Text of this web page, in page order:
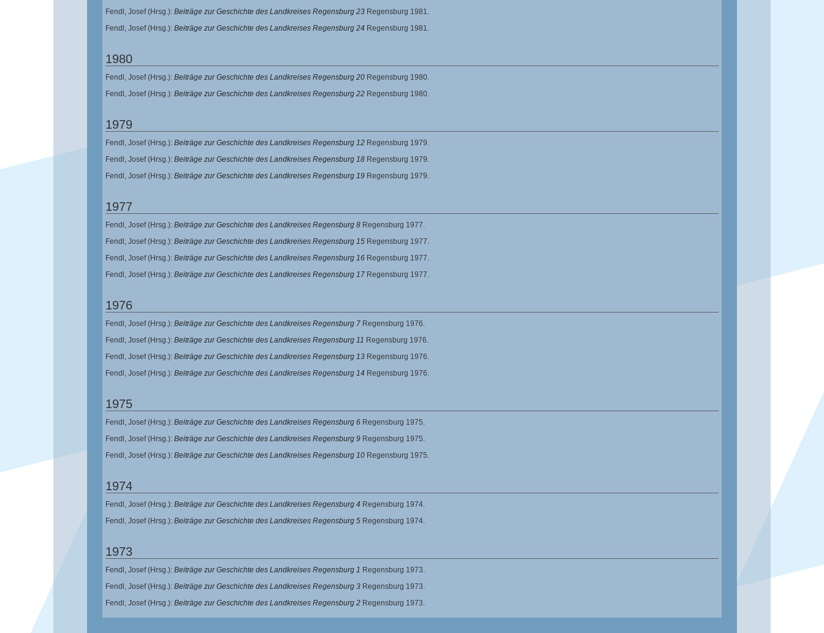
Fendl, Josef(Hrsg.): Beiträge zur Geschichte des Landkreises Regensburg 23 Regensburg 1981.
Fendl, Josef(Hrsg.): Beiträge zur Geschichte des Landkreises Regensburg 24 Regensburg 1981.
1980
Fendl, Josef(Hrsg.): Beiträge zur Geschichte des Landkreises Regensburg 20 Regensburg 1980.
Fendl, Josef(Hrsg.): Beiträge zur Geschichte des Landkreises Regensburg 22 Regensburg 1980.
1979
Fendl, Josef(Hrsg.): Beiträge zur Geschichte des Landkreises Regensburg 12 Regensburg 1979.
Fendl, Josef(Hrsg.): Beiträge zur Geschichte des Landkreises Regensburg 18 Regensburg 1979.
Fendl, Josef(Hrsg.): Beiträge zur Geschichte des Landkreises Regensburg 19 Regensburg 1979.
1977
Fendl, Josef(Hrsg.): Beiträge zur Geschichte des Landkreises Regensburg 8 Regensburg 1977.
Fendl, Josef(Hrsg.): Beiträge zur Geschichte des Landkreises Regensburg 15 Regensburg 1977.
Fendl, Josef(Hrsg.): Beiträge zur Geschichte des Landkreises Regensburg 16 Regensburg 1977.
Fendl, Josef(Hrsg.): Beiträge zur Geschichte des Landkreises Regensburg 17 Regensburg 1977.
1976
Fendl, Josef(Hrsg.): Beiträge zur Geschichte des Landkreises Regensburg 7 Regensburg 1976.
Fendl, Josef(Hrsg.): Beiträge zur Geschichte des Landkreises Regensburg 11 Regensburg 1976.
Fendl, Josef(Hrsg.): Beiträge zur Geschichte des Landkreises Regensburg 13 Regensburg 1976.
Fendl, Josef(Hrsg.): Beiträge zur Geschichte des Landkreises Regensburg 14 Regensburg 1976.
1975
Fendl, Josef(Hrsg.): Beiträge zur Geschichte des Landkreises Regensburg 6 Regensburg 1975.
Fendl, Josef(Hrsg.): Beiträge zur Geschichte des Landkreises Regensburg 9 Regensburg 1975.
Fendl, Josef(Hrsg.): Beiträge zur Geschichte des Landkreises Regensburg 10 Regensburg 1975.
1974
Fendl, Josef(Hrsg.): Beiträge zur Geschichte des Landkreises Regensburg 4 Regensburg 1974.
Fendl, Josef(Hrsg.): Beiträge zur Geschichte des Landkreises Regensburg 5 Regensburg 1974.
1973
Fendl, Josef(Hrsg.): Beiträge zur Geschichte des Landkreises Regensburg 1 Regensburg 1973.
Fendl, Josef(Hrsg.): Beiträge zur Geschichte des Landkreises Regensburg 3 Regensburg 1973.
Fendl, Josef(Hrsg.): Beiträge zur Geschichte des Landkreises Regensburg 2 Regensburg 1973.